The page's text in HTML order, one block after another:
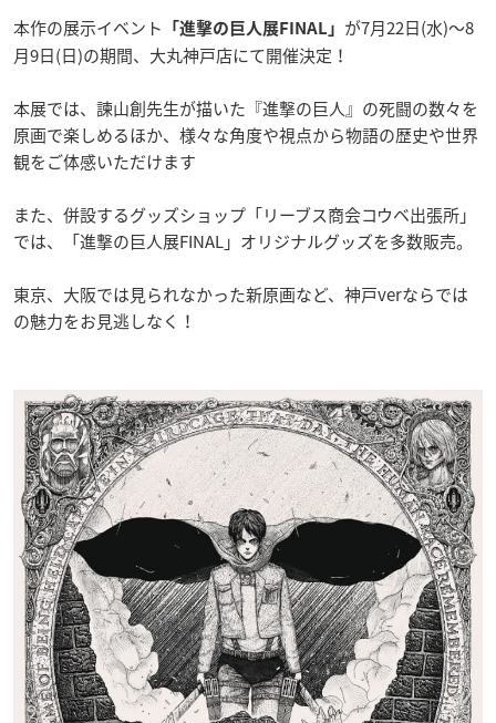
本作の展示イベント 「進撃の巨人展FINAL」 が7月22日(水)～8
月9日(日)の期間、大丸神戸店にて開催決定！
本展では、諫山創先生が描いた『進撃の巨人』の死闘の数々を
原画で楽しめるほか、様々な角度や視点から物語の歴史や世界
観をご体感いただけます
また、併設するグッズショップ「リーブス商会コウベ出張所」
では、「進撃の巨人展FINAL」オリジナルグッズを多数販売。
東京、大阪では見られなかった新原画など、神戸verならでは
の魅力をお見逃しなく！